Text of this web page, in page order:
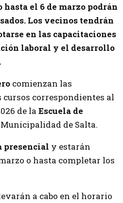
hasta el 6 de marzo podrán
Los vecinos tendrán
en las capacitaciones
laboral y el desarrollo
comienzan las
correspondientes al
de la Escuela de
de Salta.
presencial y estarán
o hasta completar los
a cabo en el horario